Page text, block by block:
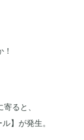
ると、
】が発生。